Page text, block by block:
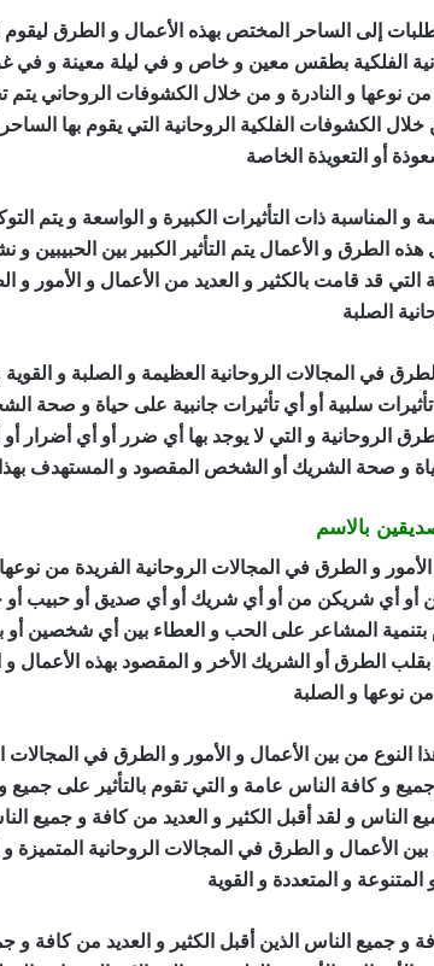
إلى الساحر المختص بهذه الأعمال و الطرق ليقوم
الفلكية بطقس معين و خاص و في ليلة معينة و في
نوعها و النادرة و من خلال الكشوفات الروحاني
الكشوفات الفلكية الروحانية التي يقوم بها
أو التعويذة الخاصة
المناسبة ذات التأثيرات الكبيرة و الواسعة و يتم
الطرق و الأعمال يتم التأثير الكبير بين الحبيبين و
قد قامت بالكثير و العديد من الأعمال و الأمور و
الصلبة
في المجالات الروحانية العظيمة و الصلبة و
سلبية أو أي تأثيرات جانبية على حياة و صحة
الروحانية و التي لا يوجد بها أي ضرر أو أي أضرار
و صحة الشريك أو الشخص المقصود و المستهدف
بالاسم
و الطرق في المجالات الروحانية الفريدة من
أي شريكن من أو أي شريك أو أي صديق أو حبيب أو
بتنمية المشاعر على الحب و العطاء بين أي شخصين
بقلب الطرق أو الشريك الأخر و المقصود بهذه الأعمال
من نوعها و الصلبة
النوع من بين الأعمال و الأمور و الطرق في المجالات
و كافة الناس عامة و التي تقوم بالتأثير على
الناس و لقد أقبل الكثير و العديد من كافة و جميع
الأعمال و الطرق في المجالات الروحانية المتميزة و
و المتعددة و القوية
و جميع الناس الذين أقبل الكثير و العديد من كافة و